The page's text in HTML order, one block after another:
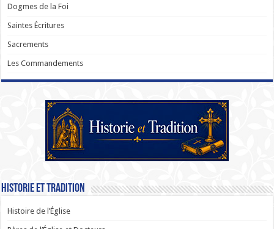
Dogmes de la Foi
Saintes Écritures
Sacrements
Les Commandements
Historie et Tradition
Histoire de l’Église